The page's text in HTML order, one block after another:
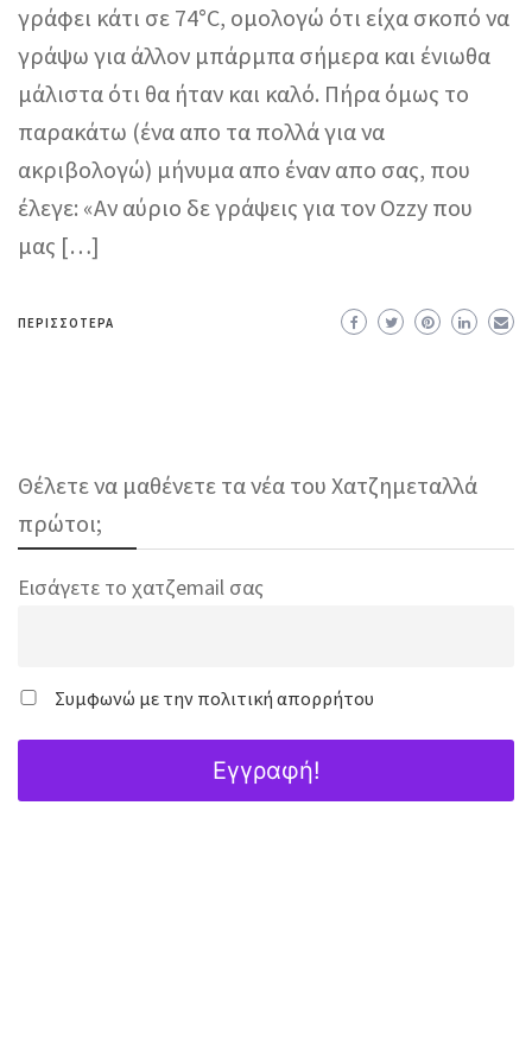
γράφει κάτι σε 74°C, ομολογώ ότι είχα σκοπό να
γράψω για άλλον μπάρμπα σήμερα και ένιωθα
μάλιστα ότι θα ήταν και καλό. Πήρα όμως το
παρακάτω (ένα απο τα πολλά για να
ακριβολογώ) μήνυμα απο έναν απο σας, που
έλεγε: «Αν αύριο δε γράψεις για τον Ozzy που
μας […]
ΠΕΡΙΣΣΌΤΕΡΑ
Θέλετε να μαθένετε τα νέα του Χατζημεταλλά
πρώτοι;
Εισάγετε το χατζemail σας
Συμφωνώ με την πολιτική απορρήτου